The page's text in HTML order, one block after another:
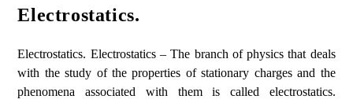
Electrostatics.
Electrostatics. Electrostatics – The branch of physics that deals
with the study of the properties of stationary charges and the
phenomena associated with them is called electrostatics.